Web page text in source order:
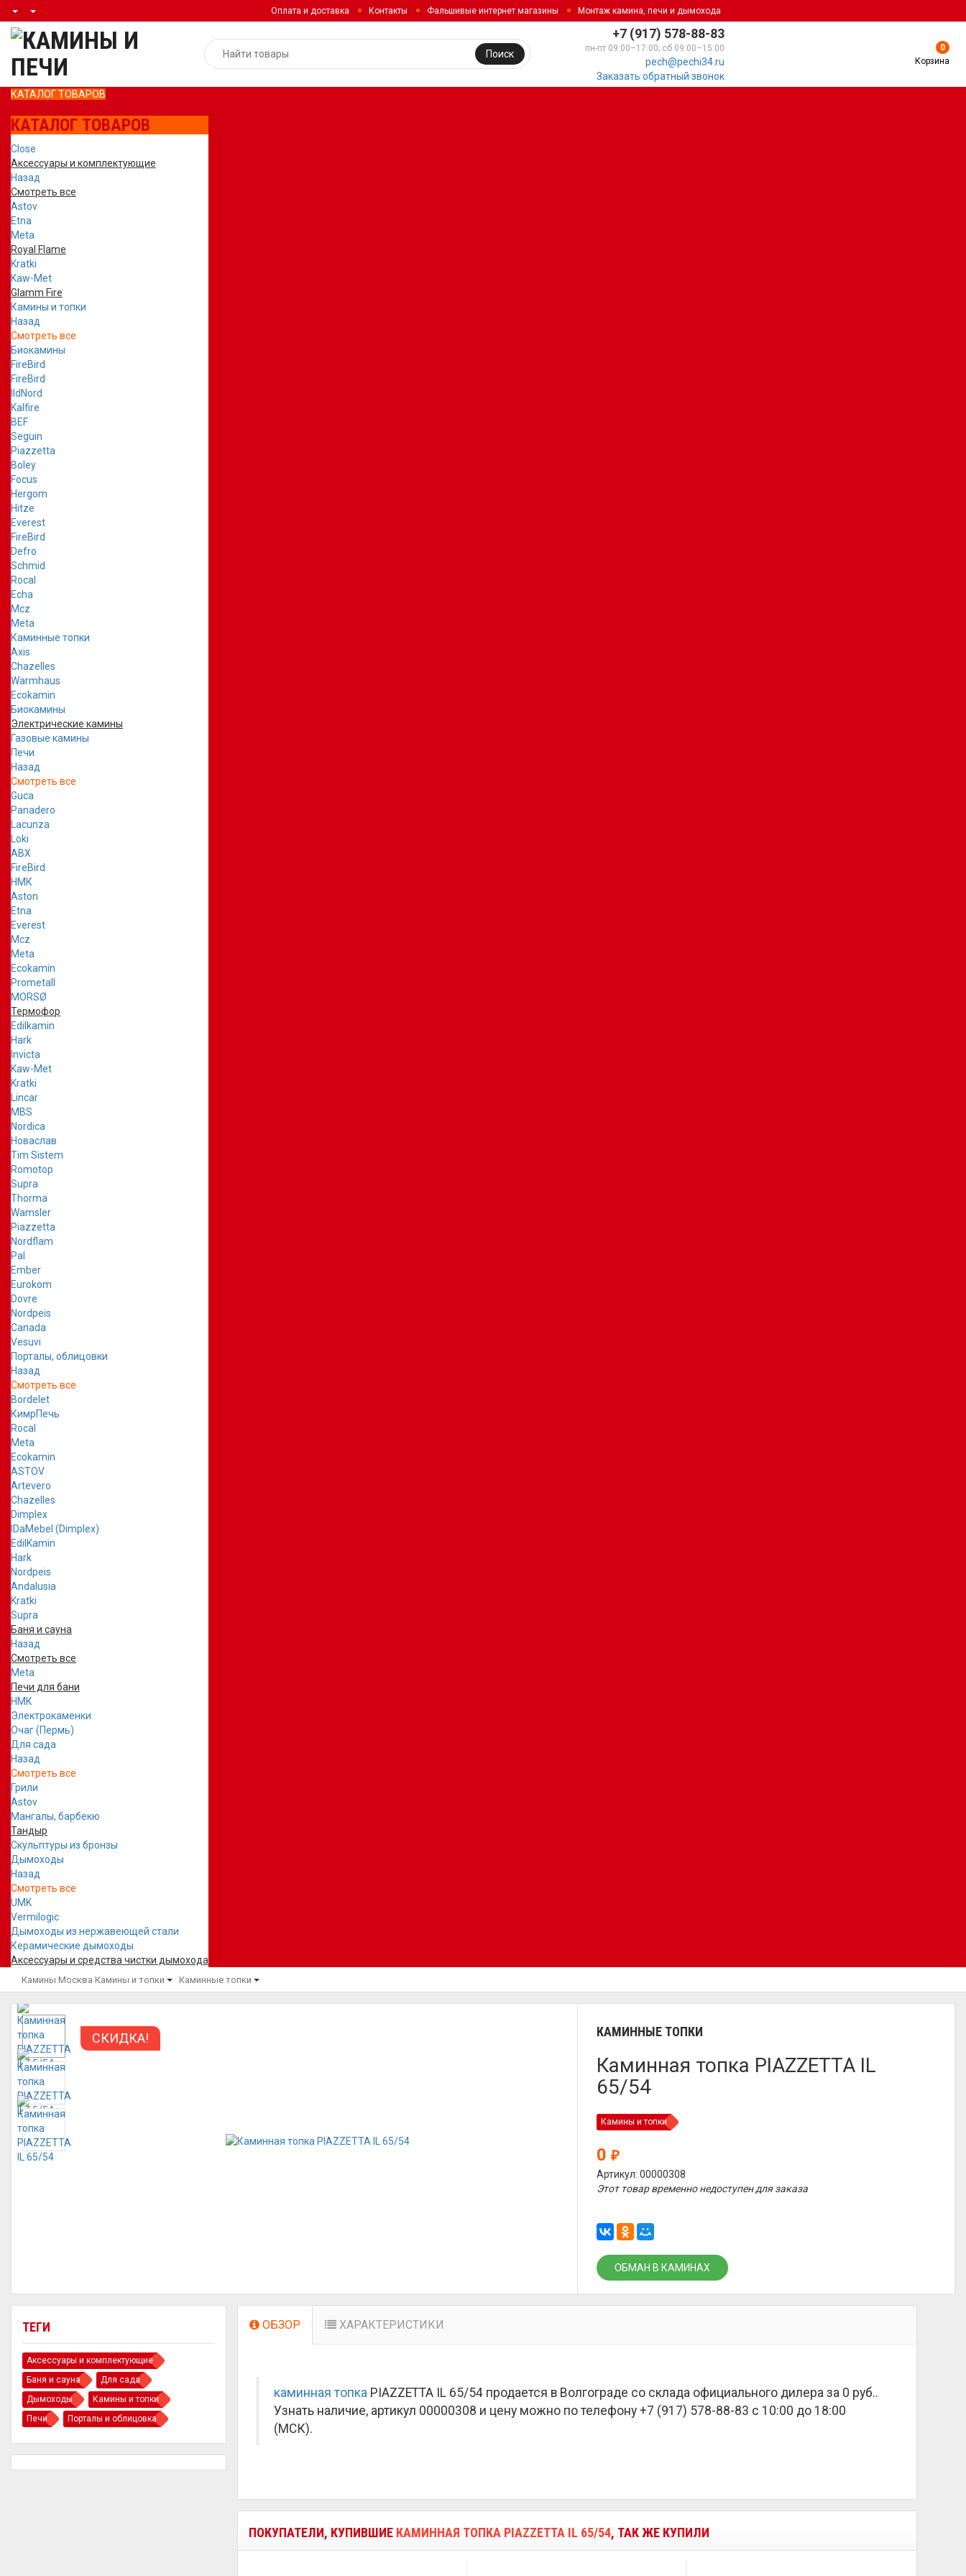
Оплата и доставка Контакты Фальшивые интернет магазины Монтаж камина, печи и дымохода
+7 (917) 578-88-83
пн-пт 09:00–17:00; сб 09:00–15:00
pech@pechi34.ru
Заказать обратный звонок
Поиск
0
Корзина
КАТАЛОГ ТОВАРОВ
КАТАЛОГ ТОВАРОВ
Close
Аксессуары и комплектующие
Назад
Смотреть все
Astov
Etna
Meta
Royal Flame
Kratki
Kaw-Met
Glamm Fire
Камины и топки
Назад
Смотреть все
Биокамины
FireBird
FireBird
IldNord
Kalfire
BEF
Seguin
Piazzetta
Boley
Focus
Hergom
Hitze
Everest
FireBird
Defro
Schmid
Rocal
Echa
Mcz
Meta
Каминные топки
Axis
Chazelles
Warmhaus
Ecokamin
Биокамины
Электрические камины
Газовые камины
Печи
Назад
Смотреть все
Guca
Panadero
Lacunza
Loki
ABX
FireBird
НМК
Aston
Etna
Everest
Mcz
Meta
Ecokamin
Prometall
MORSØ
Термофор
Edilkamin
Hark
Invicta
Kaw-Met
Kratki
Lincar
MBS
Nordica
Новаслав
Tim Sistem
Romotop
Supra
Thorma
Wamsler
Piazzetta
Nordflam
Pal
Ember
Eurokom
Dovre
Nordpeis
Canada
Vesuvi
Порталы, облицовки
Назад
Смотреть все
Bordelet
КимрПечь
Rocal
Meta
Ecokamin
ASTOV
Artevero
Chazelles
Dimplex
IDaMebel (Dimplex)
EdilKamin
Hark
Nordpeis
Andalusia
Kratki
Supra
Баня и сауна
Назад
Смотреть все
Meta
Печи для бани
НМК
Электрокаменки
Очаг (Пермь)
Для сада
Назад
Смотреть все
Грили
Astov
Мангалы, барбекю
Тандыр
Скульптуры из бронзы
Дымоходы
Назад
Смотреть все
UMK
Vermilogic
Дымоходы из нержавеющей стали
Керамические дымоходы
Аксессуары и средства чистки дымохода
Камины Москва Камины и топки Каминные топки
СКИДКА! КАМИННЫЕ ТОПКИ
Каминная топка PIAZZETTA IL
65/54
Камины и топки
0₽
Артикул: 00000308
Этот товар временно недоступен для заказа
ОБМАН В КАМИНАХ
ТЕГИ
Аксессуары и комплектующие
Баня и сауна
Для сада
Дымоходы
Камины и топки
Печи
Порталы и облицовка
ОБЗОР ХАРАКТЕРИСТИКИ
каминная топка PIAZZETTA IL 65/54 продается в Волгограде со склада официального дилера за 0 руб..
Узнать наличие, артикул 00000308 и цену можно по телефону +7 (917) 578-88-83 с 10:00 до 18:00
(МСК).
ПОКУПАТЕЛИ, КУПИВШИЕ КАМИННАЯ ТОПКА PIAZZETTA IL 65/54, ТАК ЖЕ КУПИЛИ